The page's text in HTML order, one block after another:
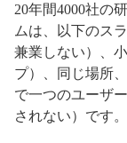
20年間4000社の
ムは、以下のス
兼業しない）、
プ）、同じ場所
で一つのユーザ
されない）です。